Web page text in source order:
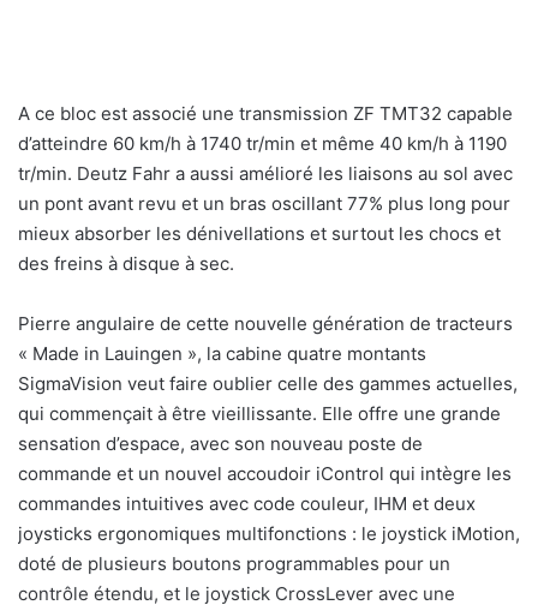
A ce bloc est associé une transmission ZF TMT32 capable
d’atteindre 60 km/h à 1740 tr/min et même 40 km/h à 1190
tr/min. Deutz Fahr a aussi amélioré les liaisons au sol avec
un pont avant revu et un bras oscillant 77% plus long pour
mieux absorber les dénivellations et surtout les chocs et
des freins à disque à sec.
Pierre angulaire de cette nouvelle génération de tracteurs
« Made in Lauingen », la cabine quatre montants
SigmaVision veut faire oublier celle des gammes actuelles,
qui commençait à être vieillissante. Elle offre une grande
sensation d’espace, avec son nouveau poste de
commande et un nouvel accoudoir iControl qui intègre les
commandes intuitives avec code couleur, IHM et deux
joysticks ergonomiques multifonctions : le joystick iMotion,
doté de plusieurs boutons programmables pour un
contrôle étendu, et le joystick CrossLever avec une